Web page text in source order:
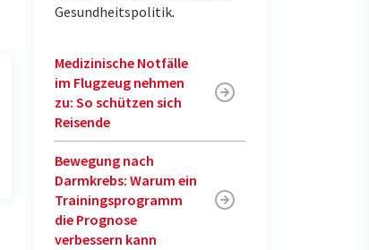
Gesundheitspolitik.
Medizinische Notfälle
im Flugzeug nehmen
zu: So schützen sich
Reisende
Bewegung nach
Darmkrebs: Warum ein
Trainingsprogramm
die Prognose
verbessern kann